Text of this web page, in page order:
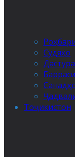
Судяҳо
Тоҷикистон